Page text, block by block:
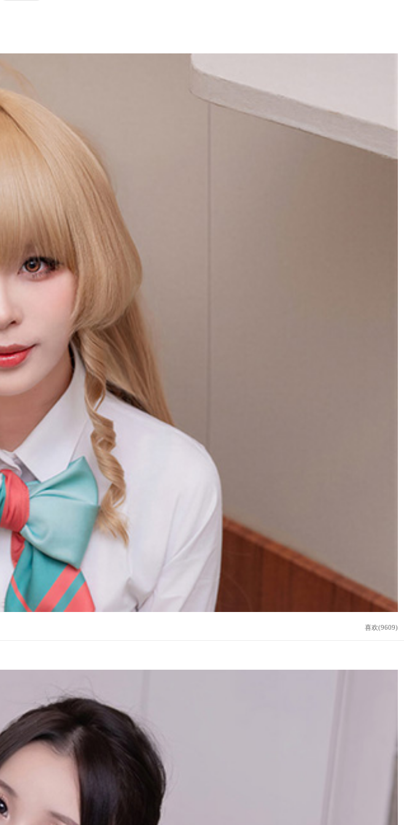
喜欢(9609)